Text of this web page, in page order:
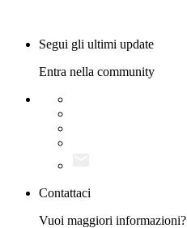
Segui gli ultimi update
Entra nella community
Contattaci
Vuoi maggiori informazioni?